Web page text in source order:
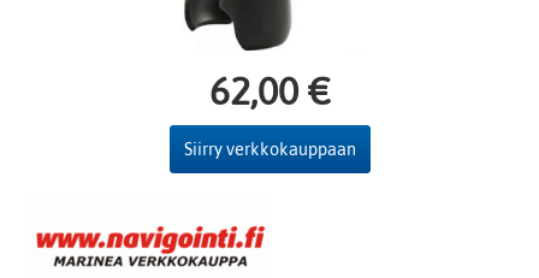
62,00 €
Siirry verkkokauppaan